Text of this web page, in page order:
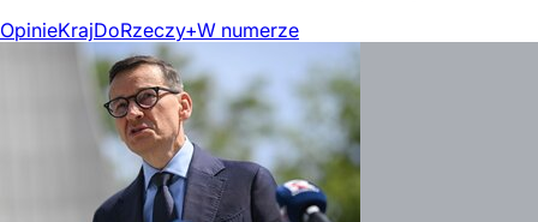
OpinieKrajDoRzeczy+W numerze